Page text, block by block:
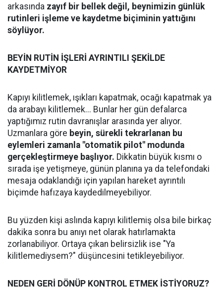
arkasında zayıf bir bellek değil, beynimizin günlük
rutinleri işleme ve kaydetme biçiminin yattığını
söylüyor.
BEYİN RUTİN İŞLERİ AYRINTILI ŞEKİLDE
KAYDETMİYOR
Kapıyı kilitlemek, ışıkları kapatmak, ocağı kapatmak ya
da arabayı kilitlemek... Bunlar her gün defalarca
yaptığımız rutin davranışlar arasında yer alıyor.
Uzmanlara göre beyin, sürekli tekrarlanan bu
eylemleri zamanla "otomatik pilot" modunda
gerçekleştirmeye başlıyor. Dikkatin büyük kısmı o
sırada işe yetişmeye, günün planına ya da telefondaki
mesaja odaklandığı için yapılan hareket ayrıntılı
biçimde hafızaya kaydedilmeyebiliyor.
Bu yüzden kişi aslında kapıyı kilitlemiş olsa bile birkaç
dakika sonra bu anıyı net olarak hatırlamakta
zorlanabiliyor. Ortaya çıkan belirsizlik ise "Ya
kilitlemediysem?" düşüncesini tetikleyebiliyor.
NEDEN GERİ DÖNÜP KONTROL ETMEK İSTİYORUZ?